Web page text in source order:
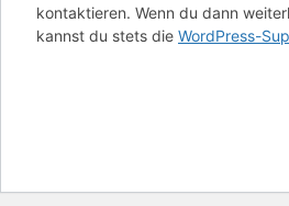
kontaktieren. Wenn du dann
kannst du stets die WordPress-